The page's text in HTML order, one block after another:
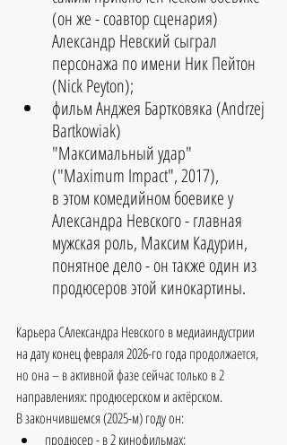
(он же - соавтор сценария)
Александр Невский сыграл
персонажа по имени Ник Пейтон
(Nick Peyton);
фильм Анджея Бартковяка (Andrzej
Bartkowiak)
"Максимальный удар"
("Maximum Impact", 2017),
в этом комедийном боевике у
Александра Невского - главная
мужская роль, Максим Кадурин,
понятное дело - он также один из
продюсеров этой кинокартины.
Карьера САлександра Невского в медиаиндустрии
на дату конец февраля 2026-го года продолжается,
но она – в активной фазе сейчас только в 2
направлениях: продюсерском и актёрском.
В закончившемся (2025-м) году он:
продюсер - в 2 кинофильмах;